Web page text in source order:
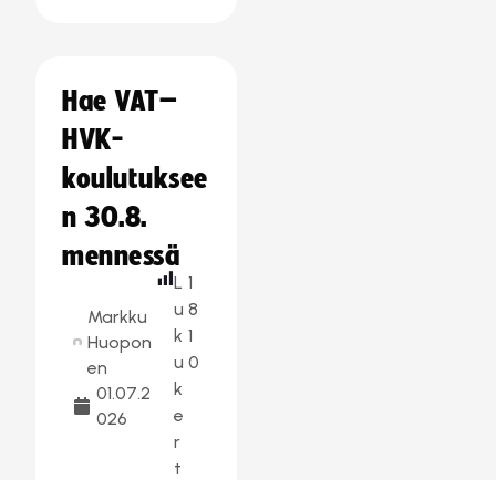
Hae VAT–
HVK-
koulutuksee
n 30.8.
mennessä
Markku
Huopon
en
01.07.2
026
L
u
k
u
k
e
r
t
1
8
1
0